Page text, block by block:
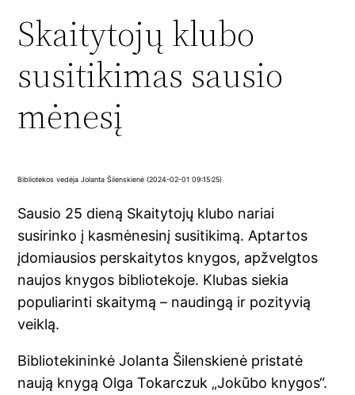
Skaitytojų klubo
susitikimas sausio
mėnesį
Bibliotekos vedėja Jolanta Šilenskienė (2024-02-01 09:15:25)
Sausio 25 dieną Skaitytojų klubo nariai
susirinko į kasmėnesinį susitikimą. Aptartos
įdomiausios perskaitytos knygos, apžvelgtos
naujos knygos bibliotekoje. Klubas siekia
populiarinti skaitymą – naudingą ir pozityvią
veiklą.
Bibliotekininkė Jolanta Šilenskienė pristatė
naują knygą Olga Tokarczuk „Jokūbo knygos“.